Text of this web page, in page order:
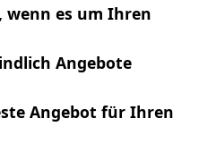
es um Ihren
Angebote
Angebot für Ihren